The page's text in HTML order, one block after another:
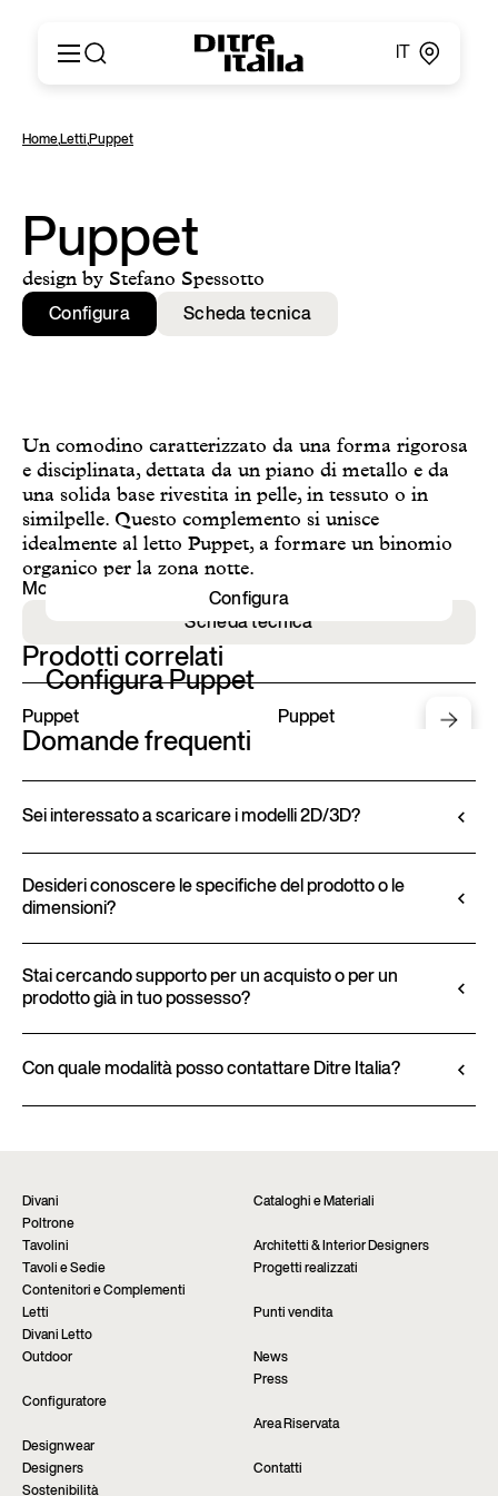
Prodotti
Cataloghi e Materiali
Ditre for Professionals
Punti vendita
News & Press
Area Riservata
English
Español
Русский
简体中文
Home,Letti,Puppet
Puppet
design by Stefano Spessotto
Configura Scheda tecnica
Un comodino caratterizzato da una forma rigorosa
e disciplinata, dettata da un piano di metallo e da
una solida base rivestita in pelle, in tessuto o in
similpelle. Questo complemento si unisce
idealmente al letto Puppet, a formare un binomio
organico per la zona notte.
Mood 1
Scheda tecnica
Configura Puppet
Configura
Prodotti correlati
Puppet Puppet
Domande frequenti
Sei interessato a scaricare i modelli 2D/3D?
i propri prodotti tramite il Configuratore 3D.
Questo strumento permette non solo di visualizzare
il prodotto con le finiture e i rivestimenti selezionati,
disponibili, per un facile inserimento nel progetto.
Desideri conoscere le specifiche del prodotto o le
dimensioni?
caratteristiche dei materiali, le finiture e le
imbottiture, sono disponibili nella scheda tecnica del
prodotto.
Visualizza la scheda tecnica
Stai cercando supporto per un acquisto o per un
prodotto già in tuo possesso?
esclusivamente presso i rivenditori autorizzati, che
Con quale modalità posso contattare Ditre Italia?
Richiedi informazioni
Divani
Cataloghi e Materiali
Poltrone
Tavolini
Architetti & Interior Designers
Tavoli e Sedie
Progetti realizzati
Contenitori e Complementi
Letti
Punti vendita
Divani Letto
Outdoor
News
Press
Configuratore
Area Riservata
Designwear
Designers
Contatti
Sostenibilità